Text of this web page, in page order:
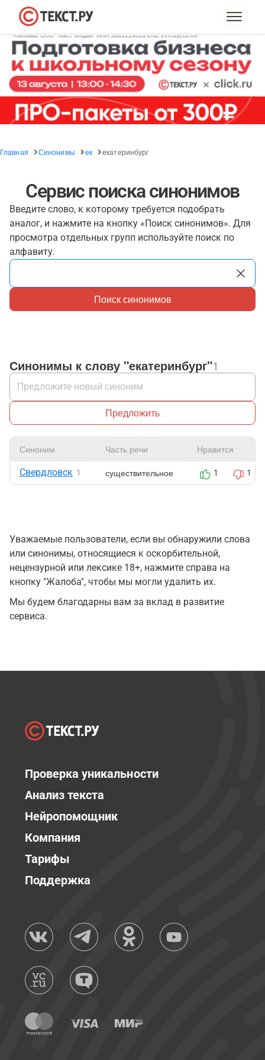
Главная Синонимы ек екатеринбург
Сервис поиска синонимов
Введите слово, к которому требуется подобрать
аналог, и нажмите на кнопку «Поиск синонимов». Для
просмотра отдельных групп используйте поиск по
алфавиту.
Поиск синонимов
Синонимы к слову "екатеринбург"1
Предложить
Синоним Часть речи Нравится
Свердловск 1 существительное 1 1
Уважаемые пользователи, если вы обнаружили слова
или синонимы, относящиеся к оскорбительной,
нецензурной или лексике 18+, нажмите справа на
кнопку "Жалоба", чтобы мы могли удалить их.
Мы будем благодарны вам за вклад в развитие
сервиса.
Проверка уникальности
Анализ текста
Нейропомощник
Компания
Тарифы
Поддержка